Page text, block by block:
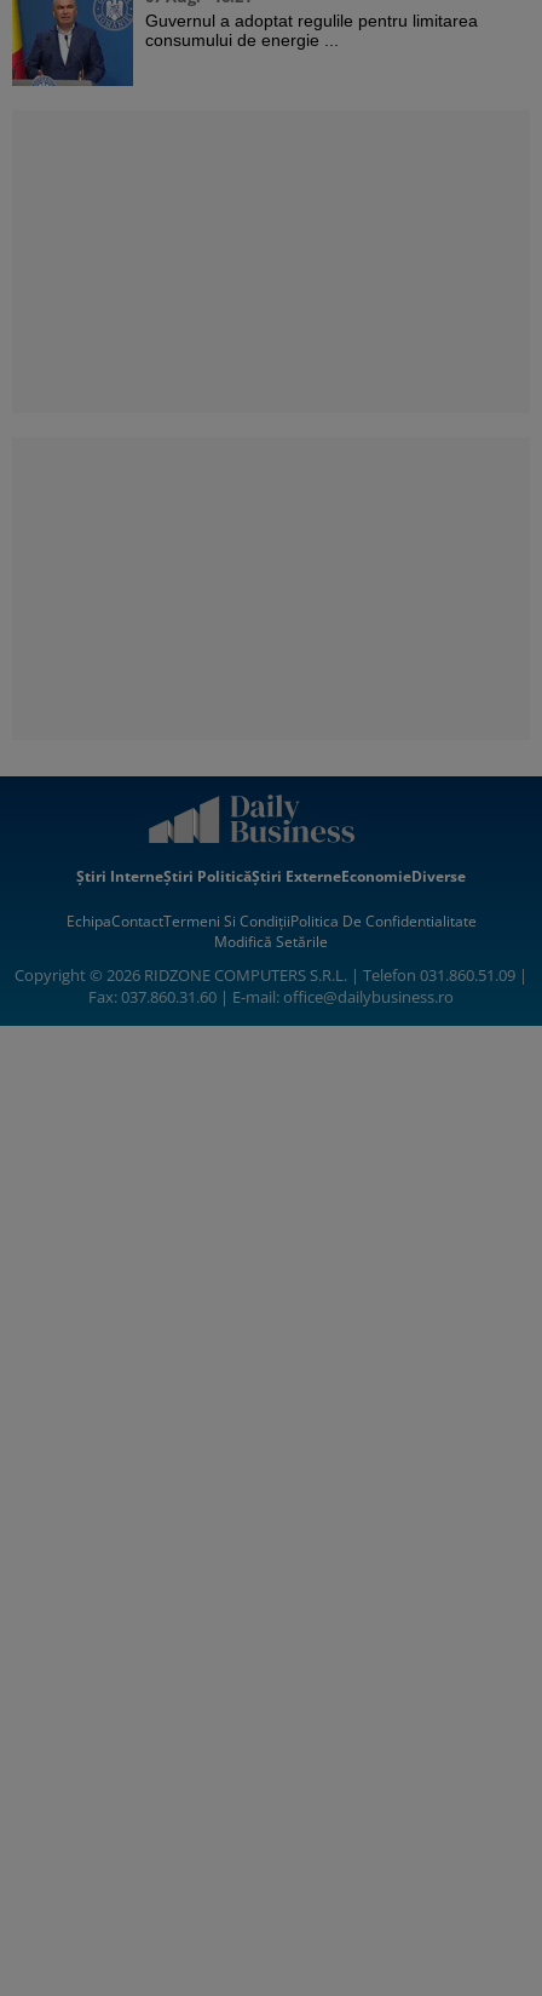
Guvernul a adoptat regulile pentru limitarea
consumului de energie ...
Știri InterneȘtiri PoliticăȘtiri ExterneEconomieDiverse
EchipaContactTermeni Si CondițiiPolitica De Confidentialitate
Modifică Setările
Copyright © 2026 RIDZONE COMPUTERS S.R.L. | Telefon 031.860.51.09 |
Fax: 037.860.31.60 | E-mail:office@dailybusiness.ro